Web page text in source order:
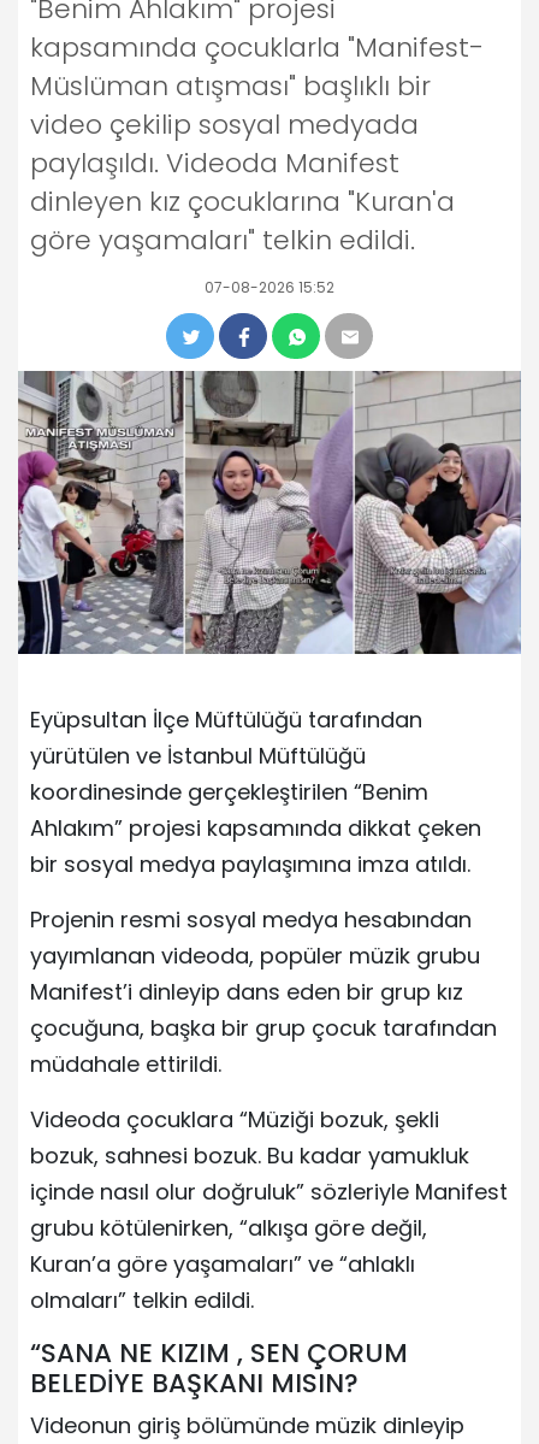
"Benim Ahlakım" projesi
kapsamında çocuklarla "Manifest-
Müslüman atışması" başlıklı bir
video çekilip sosyal medyada
paylaşıldı. Videoda Manifest
dinleyen kız çocuklarına "Kuran'a
göre yaşamaları" telkin edildi.
07-08-2026 15:52
Eyüpsultan İlçe Müftülüğü tarafından
yürütülen ve İstanbul Müftülüğü
koordinesinde gerçekleştirilen “Benim
Ahlakım” projesi kapsamında dikkat çeken
bir sosyal medya paylaşımına imza atıldı.
Projenin resmi sosyal medya hesabından
yayımlanan videoda, popüler müzik grubu
Manifest’i dinleyip dans eden bir grup kız
çocuğuna, başka bir grup çocuk tarafından
müdahale ettirildi.
Videoda çocuklara “Müziği bozuk, şekli
bozuk, sahnesi bozuk. Bu kadar yamukluk
içinde nasıl olur doğruluk” sözleriyle Manifest
grubu kötülenirken, “alkışa göre değil,
Kuran’a göre yaşamaları” ve “ahlaklı
olmaları” telkin edildi.
“SANA NE KIZIM , SEN ÇORUM
BELEDİYE BAŞKANI MISIN?
Videonun giriş bölümünde müzik dinleyip